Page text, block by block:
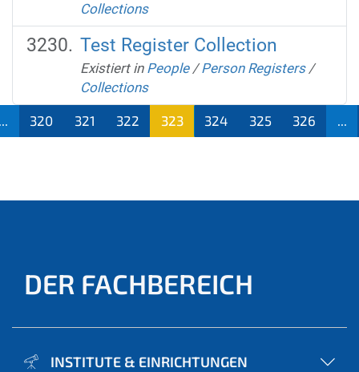
Collections
Test Register Collection
Existiert in People /Person Registers /
Collections
320 321 322
323
324 325 326 ...
DER FACHBEREICH
INSTITUTE & EINRICHTUNGEN